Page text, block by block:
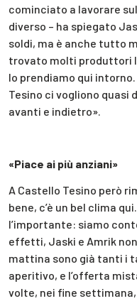
cominciato a lavorare
diverso – ha spiegato
soldi, ma è anche tutto
trovato molti produttori
lo prendiamo qui
Tesino ci vogliono quasi
avanti e indietro».
«Piace ai più anziani»
A Castello Tesino però
bene, c’è un bel clima
l’importante: siamo
effetti, Jaski e Amrik
mattina sono già tanti i
aperitivo, e l’offerta
volte, nei fine settimana,